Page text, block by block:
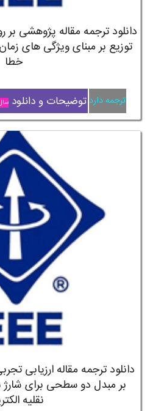
دانلود ترجمه مقاله پژوهشی
توزیع بر مبنای ویژگی های
خطا
ترجمه دارد توضیحات و دانلود سال
دانلود ترجمه مقاله ارزیابی
بر مبدل دو سطحی برای
نقلیه